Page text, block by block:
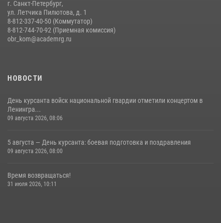
г. Санкт-Петербург,
ул. Летчика Пилютова, д. 1
8-812-337-40-50 (Коммутатор)
8-812-744-70-92 (Приемная комиссия)
obr_kom@academrg.ru
НОВОСТИ
День курсанта войск национальной гвардии отметили концертом в
Ленингра...
09 августа 2026, 08:06
5 августа — День курсанта: боевая подготовка и поздравления
09 августа 2026, 08:00
Время возвращаться!
31 июля 2026, 10:11